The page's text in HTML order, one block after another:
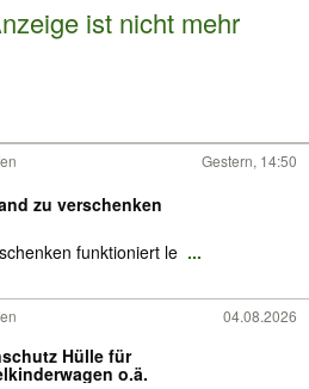
ist nicht mehr
Gestern, 14:50
zu verschenken
funktioniert le ...
04.08.2026
Hülle für
o.ä.